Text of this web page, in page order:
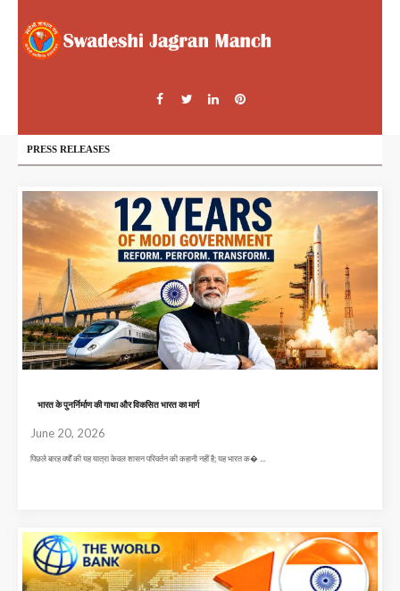
PRESS RELEASES
भारत के पुनर्निर्माण की गाथा और विकसित भारत का मार्ग
June 20, 2026
पिछले बारह वर्षों की यह यात्रा केवल शासन परिवर्तन की कहानी नहीं है; यह भारत क� ...